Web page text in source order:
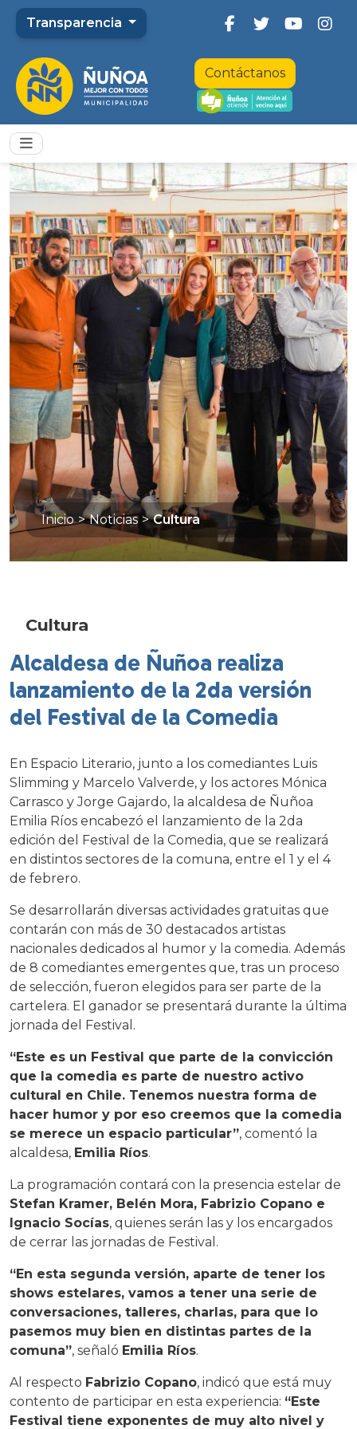
Transparencia
Contáctanos
Inicio > Noticias > Cultura
Cultura
Alcaldesa de Ñuñoa realiza
lanzamiento de la 2da versión
del Festival de la Comedia
En Espacio Literario, junto a los comediantes Luis
Slimming y Marcelo Valverde, y los actores Mónica
Carrasco y Jorge Gajardo, la alcaldesa de Ñuñoa
Emilia Ríos encabezó el lanzamiento de la 2da
edición del Festival de la Comedia, que se realizará
en distintos sectores de la comuna, entre el 1 y el 4
de febrero.
Se desarrollarán diversas actividades gratuitas que
contarán con más de 30 destacados artistas
nacionales dedicados al humor y la comedia. Además
de 8 comediantes emergentes que, tras un proceso
de selección, fueron elegidos para ser parte de la
cartelera. El ganador se presentará durante la última
jornada del Festival.
“Este es un Festival que parte de la convicción
que la comedia es parte de nuestro activo
cultural en Chile. Tenemos nuestra forma de
hacer humor y por eso creemos que la comedia
se merece un espacio particular”, comentó la
alcaldesa, Emilia Ríos.
La programación contará con la presencia estelar de
Stefan Kramer, Belén Mora, Fabrizio Copano e
Ignacio Socías, quienes serán las y los encargados
de cerrar las jornadas de Festival.
“En esta segunda versión, aparte de tener los
shows estelares, vamos a tener una serie de
conversaciones, talleres, charlas, para que lo
pasemos muy bien en distintas partes de la
comuna”, señaló Emilia Ríos.
Al respecto Fabrizio Copano, indicó que está muy
contento de participar en esta experiencia: “Este
Festival tiene exponentes de muy alto nivel y